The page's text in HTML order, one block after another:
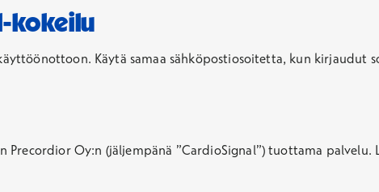
kokeilu
Käytä samaa sähköpostiosoitetta, kun kirjaudut
Oy:n (jäljempänä ”CardioSignal”) tuottama palvelu.